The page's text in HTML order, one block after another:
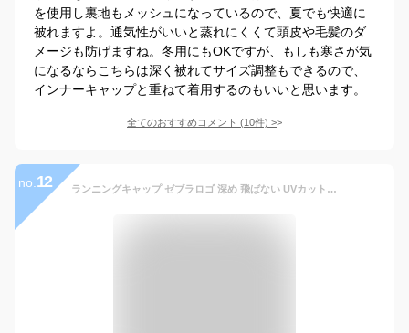
を使用し裏地もメッシュになっているので、夏でも快適に
被れますよ。通気性がいいと蒸れにくくて頭皮や毛髪のダ
メージも防げますね。冬用にもOKですが、もしも寒さが気
になるならこちらは深く被れてサイズ調整もできるので、
インナーキャップと重ねて着用するのもいいと思います。
全てのおすすめコメント (10件) >
no. 12 ランニングキャップ ゼブラロゴ 深め 飛ばない UVカット サイドメッシュ ジョギング 日よけ帽子 速乾 通気性 メンズ レディース 軽量